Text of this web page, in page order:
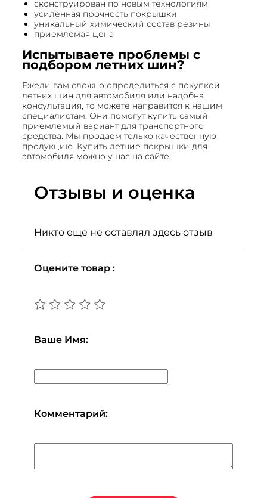
сконструирован по новым технологиям
усиленная прочность покрышки
уникальный химический состав резины
приемлемая цена
Испытываете проблемы с
подбором летних шин?
Ежели вам сложно определиться с покупкой
летних шин для автомобиля или надобна
консультация, то можете направится к нашим
специалистам. Они помогут купить самый
приемлемый вариант для транспортного
средства. Мы продаем только качественную
продукцию. Купить летние покрышки для
автомобиля можно у нас на сайте.
Отзывы и оценка
Никто еще не оставлял здесь отзыв
Оцените товар :
Ваше Имя:
Комментарий: